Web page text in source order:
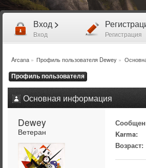
Вход >
Вход Регистрация
Arcana» Профиль пользователя Dewey »
Профиль пользователя
Основная информация
Dewey
Ветеран
Karma:
Возраст: